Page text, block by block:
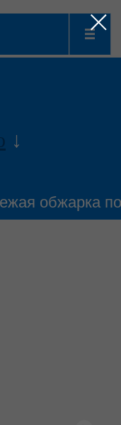
↓
обжарка